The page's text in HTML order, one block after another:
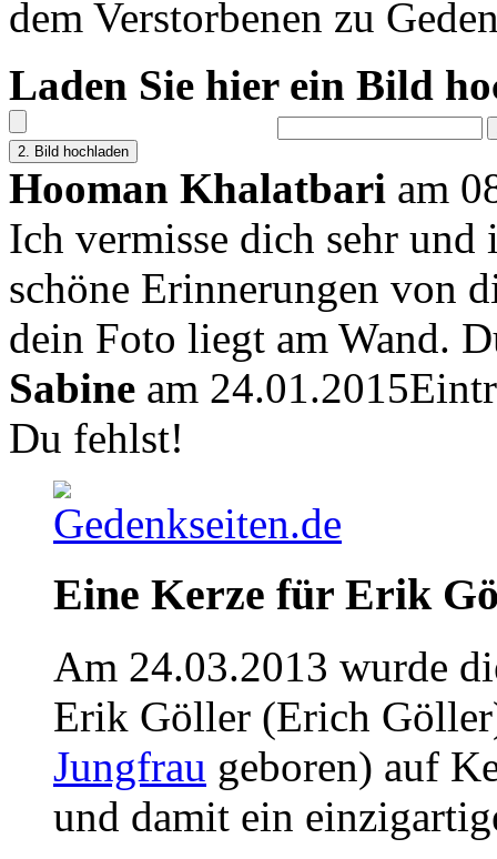
dem Verstorbenen zu
Laden Sie hier ein Bild
Hooman Khalatbari am
Ich vermisse dich sehr und
schöne Erinnerungen von
dein Foto liegt am Wand.
Sabine am 24.01.2015
Du fehlst!
Eine Kerze für Erik
Am 24.03.2013 wurde
Erik Göller (Erich
Jungfrau geboren) auf
und damit ein